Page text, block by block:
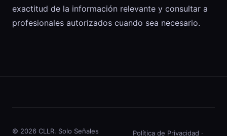
exactitud de la información relevante y consultar a
profesionales autorizados cuando sea necesario.
© 2026 CLLR. Solo Señales Política de Privacidad ·